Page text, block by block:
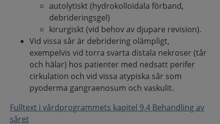
autolytiskt (hydrokolloidala förband,
debrideringsgel)
kirurgiskt (vid behov av djupare revision).
Vid vissa sår är debridering olämpligt,
exempelvis vid torra svarta distala nekroser (tår
och hälar) hos patienter med nedsatt perifer
cirkulation och vid vissa atypiska sår som
pyoderma gangraenosum och vaskulit.
Fulltext i vårdprogrammets kapitel 9.4 Behandling av
såret